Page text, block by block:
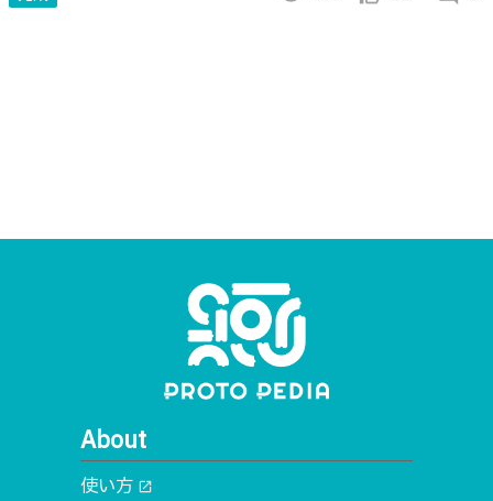
分別してくれます。
About
使い方 open_in_new